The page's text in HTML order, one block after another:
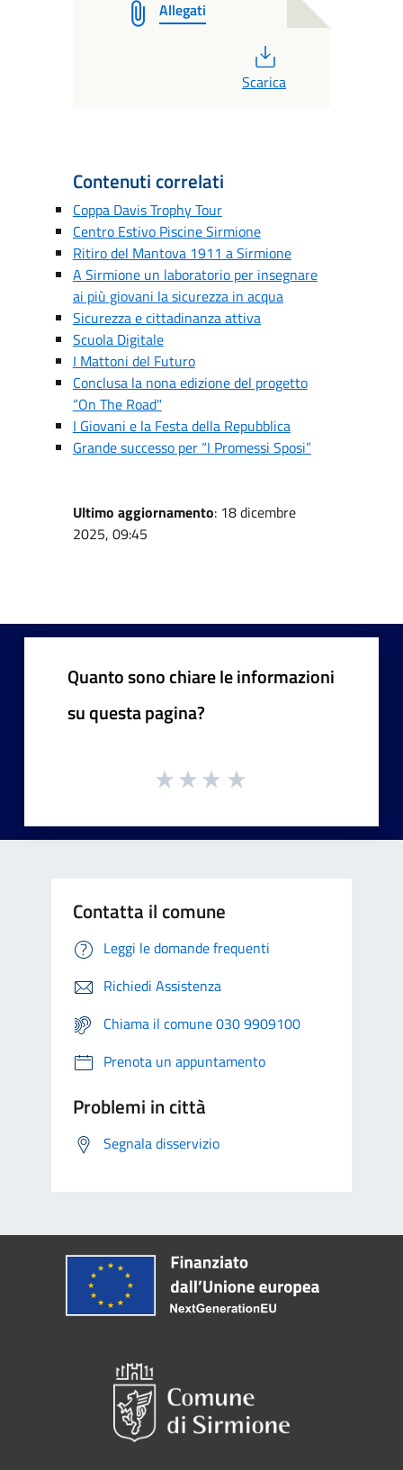
Allegati
Scarica
Contenuti correlati
Coppa Davis Trophy Tour
Centro Estivo Piscine Sirmione
Ritiro del Mantova 1911 a Sirmione
A Sirmione un laboratorio per insegnare
ai più giovani la sicurezza in acqua
Sicurezza e cittadinanza attiva
Scuola Digitale
I Mattoni del Futuro
Conclusa la nona edizione del progetto
“On The Road"
I Giovani e la Festa della Repubblica
Grande successo per “I Promessi Sposi”
Ultimo aggiornamento: 18 dicembre
2025, 09:45
Quanto sono chiare le informazioni
su questa pagina?
Contatta il comune
Leggi le domande frequenti
Richiedi Assistenza
Chiama il comune 030 9909100
Prenota un appuntamento
Problemi in città
Segnala disservizio